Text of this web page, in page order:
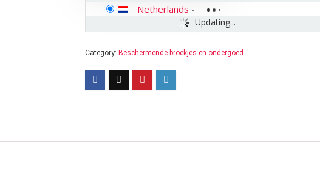
Updating...
Netherlands -
Category: Beschermende broekjes en ondergoed